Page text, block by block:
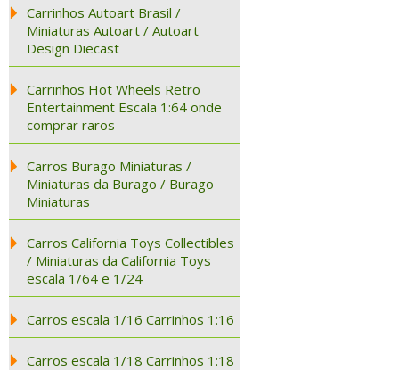
Carrinhos Autoart Brasil /
Miniaturas Autoart / Autoart
Design Diecast
Carrinhos Hot Wheels Retro
Entertainment Escala 1:64 onde
comprar raros
Carros Burago Miniaturas /
Miniaturas da Burago / Burago
Miniaturas
Carros California Toys Collectibles
/ Miniaturas da California Toys
escala 1/64 e 1/24
Carros escala 1/16 Carrinhos 1:16
Carros escala 1/18 Carrinhos 1:18